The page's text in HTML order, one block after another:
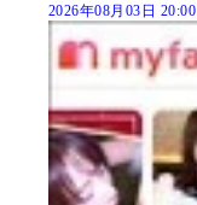
2026年08月03日 20:00